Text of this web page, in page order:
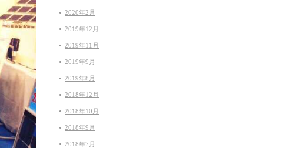
2020年2月
2019年12月
2019年11月
2019年9月
2019年8月
2018年12月
2018年10月
2018年9月
2018年7月